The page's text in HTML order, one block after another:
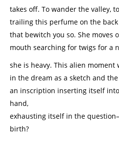
takes off. To wander the valley,
trailing this perfume on the
that bewitch you so. She moves
mouth searching for twigs for a
she is heavy. This alien moment
in the dream as a sketch and
an inscription inserting itself
hand,
exhausting itself in the
birth?